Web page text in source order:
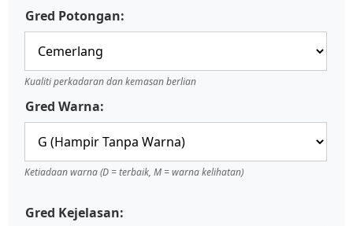
Gred Potongan:
Kualiti perkadaran dan kemasan berlian
Gred Warna:
Ketiadaan warna (D = terbaik, M = warna kelihatan)
Gred Kejelasan: